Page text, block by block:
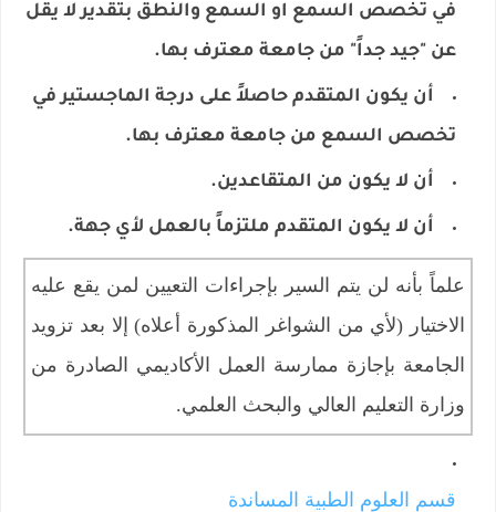
في تخصص السمع او السمع والنطق بتقدير لا يقل
عن "جيد جداً" من جامعة معترف بها.
أن يكون المتقدم حاصلاً على درجة الماجستير في
تخصص السمع من جامعة معترف بها.
أن لا يكون من المتقاعدين.
أن لا يكون المتقدم ملتزماً بالعمل لأي جهة.
​علماً بأنه لن يتم السير بإجراءات التعيين لمن يقع عليه
الاختيار (لأي من الشواغر المذكورة أعلاه) إلا بعد تزويد
الجامعة بإجازة ممارسة العمل الأكاديمي الصادرة من
وزارة التعليم العالي والبحث العلمي.
قسم العلوم الطبية المساندة